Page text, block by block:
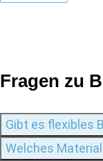
Fragen zu
Gibt es flexibles
Welches